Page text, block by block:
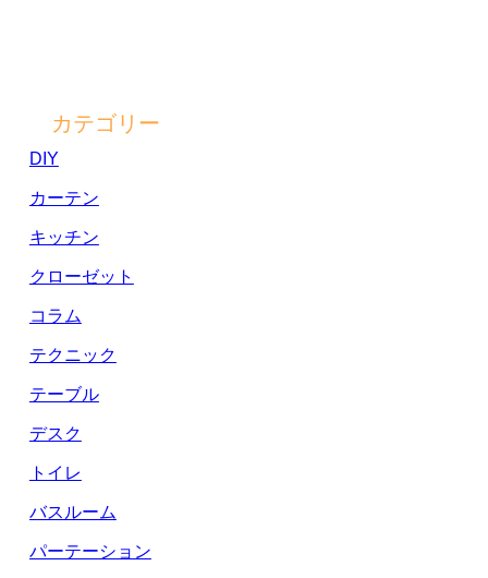
カテゴリー
DIY
カーテン
キッチン
クローゼット
コラム
テクニック
テーブル
デスク
トイレ
バスルーム
パーテーション